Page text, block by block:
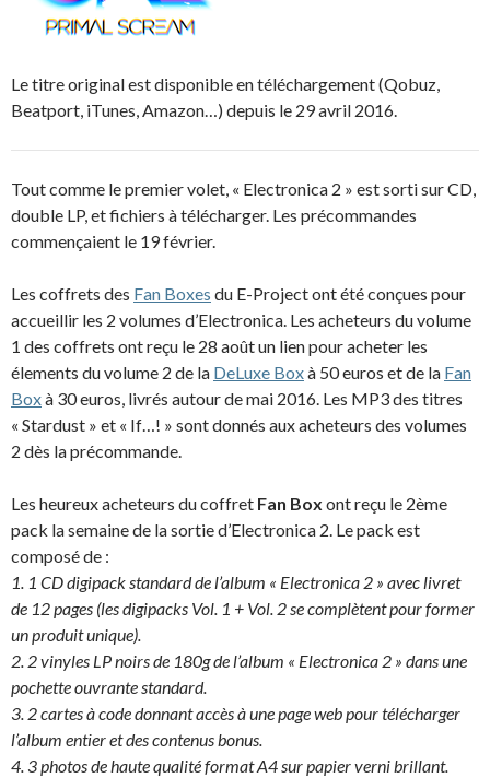
Le titre original est disponible en téléchargement (Qobuz,
Beatport, iTunes, Amazon…) depuis le 29 avril 2016.
Tout comme le premier volet, « Electronica 2 » est sorti sur CD,
double LP, et fichiers à télécharger. Les précommandes
commençaient le 19 février.
Les coffrets des Fan Boxes du E-Project ont été conçues pour
accueillir les 2 volumes d’Electronica. Les acheteurs du volume
1 des coffrets ont reçu le 28 août un lien pour acheter les
élements du volume 2 de la DeLuxe Boxà 50 euros et de la Fan
Boxà 30 euros, livrés autour de mai 2016. Les MP3 des titres
« Stardust » et « If…! » sont donnés aux acheteurs des volumes
2 dès la précommande.
Les heureux acheteurs du coffret Fan Box ont reçu le 2ème
pack la semaine de la sortie d’Electronica 2. Le pack est
composé de :
1. 1 CD digipack standard de l’album « Electronica 2 » avec livret
de 12 pages (les digipacks Vol. 1 + Vol. 2 se complètent pour former
un produit unique).
2. 2 vinyles LP noirs de 180g de l’album « Electronica 2 » dans une
pochette ouvrante standard.
3. 2 cartes à code donnant accès à une page web pour télécharger
l’album entier et des contenus bonus.
4. 3 photos de haute qualité format A4 sur papier verni brillant.